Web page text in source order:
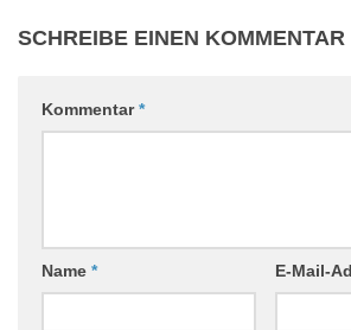
SCHREIBE EINEN KOMMENTAR
Kommentar*
Name * E-Mail-